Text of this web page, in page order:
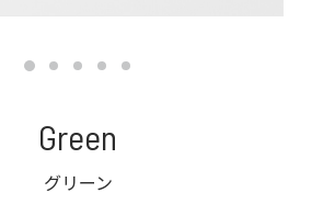
Green
グリーン